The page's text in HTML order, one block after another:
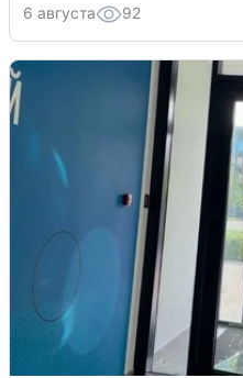
6 августа 92